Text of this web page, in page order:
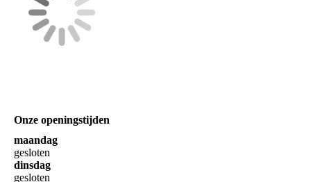
Onze openingstijden
maandag
gesloten
dinsdag
gesloten